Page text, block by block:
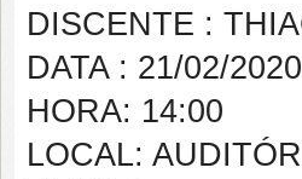
DISCENTE :
DATA : 21/02/2020
HORA: 14:00
LOCAL: